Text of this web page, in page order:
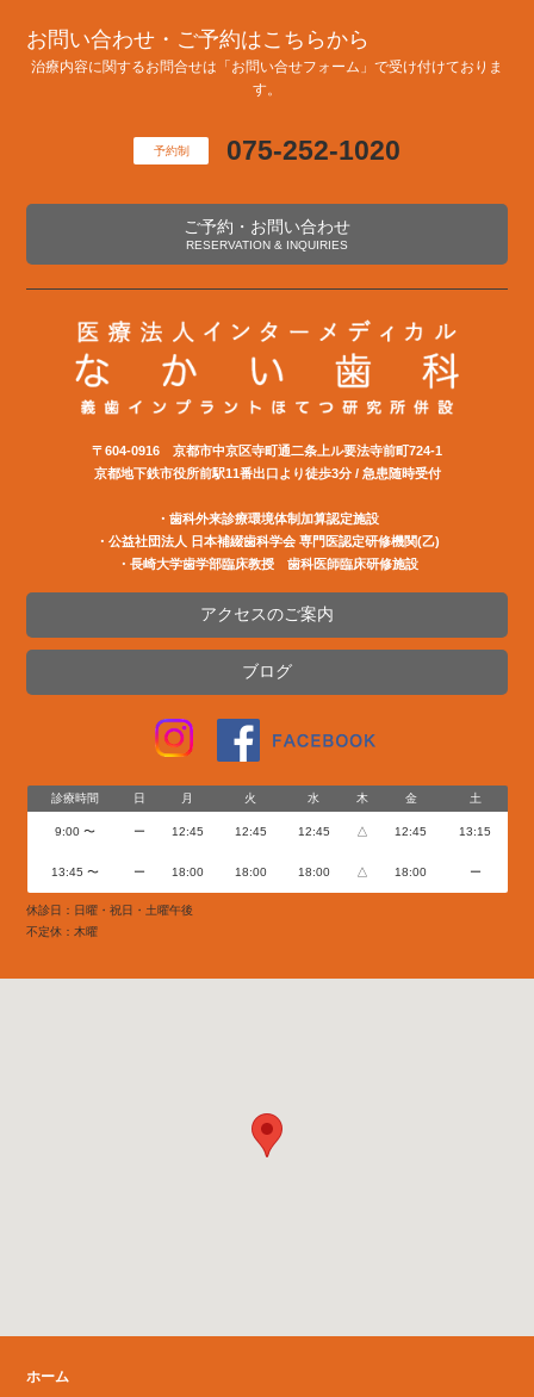
お問い合わせ・ご予約はこちらから
治療内容に関するお問合せは「お問い合せフォーム」で受け付けておりま
す。
予約制 075-252-1020
ご予約・お問い合わせ
RESERVATION & INQUIRIES
〒604-0916 京都市中京区寺町通二条上ル要法寺前町724-1
京都地下鉄市役所前駅11番出口より徒歩3分 / 急患随時受付
・歯科外来診療環境体制加算認定施設
・公益社団法⼈ ⽇本補綴⻭科学会 専⾨医認定研修機関(⼄)
・長崎大学歯学部臨床教授 歯科医師臨床研修施設
アクセスのご案内
ブログ
診療時間 日 月 火 水 木 金 土
9:00 〜 ー 12:45 12:45 12:45 △ 12:45 13:15
13:45 〜 ー 18:00 18:00 18:00 △ 18:00 ー
休診日：日曜・祝日・土曜午後
不定休：木曜
ホーム